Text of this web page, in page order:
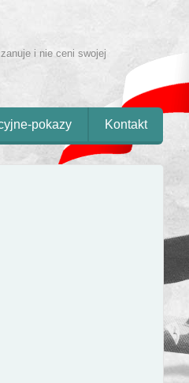
i nie ceni swojej
pokazy Kontakt